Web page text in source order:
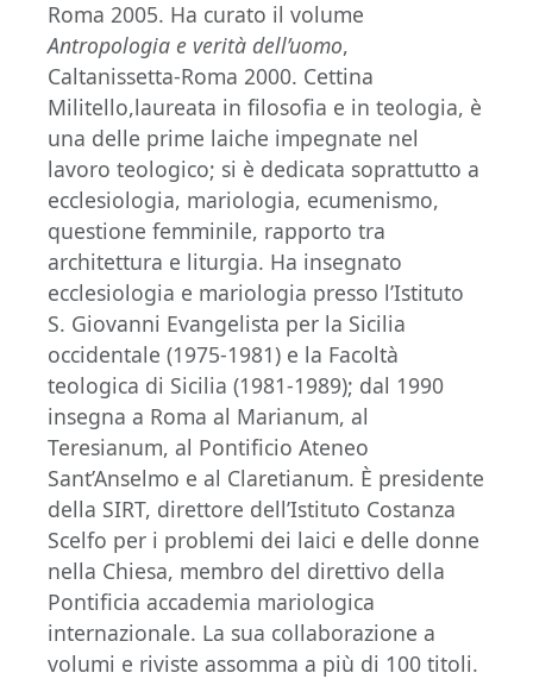
Roma 2005. Ha curato il volume
Antropologia e verità dell’uomo,
Caltanissetta-Roma 2000. Cettina
Militello,laureata in filosofia e in teologia, è
una delle prime laiche impegnate nel
lavoro teologico; si è dedicata soprattutto a
ecclesiologia, mariologia, ecumenismo,
questione femminile, rapporto tra
architettura e liturgia. Ha insegnato
ecclesiologia e mariologia presso l’Istituto
S. Giovanni Evangelista per la Sicilia
occidentale (1975-1981) e la Facoltà
teologica di Sicilia (1981-1989); dal 1990
insegna a Roma al Marianum, al
Teresianum, al Pontificio Ateneo
Sant’Anselmo e al Claretianum. È presidente
della SIRT, direttore dell’Istituto Costanza
Scelfo per i problemi dei laici e delle donne
nella Chiesa, membro del direttivo della
Pontificia accademia mariologica
internazionale. La sua collaborazione a
volumi e riviste assomma a più di 100 titoli.